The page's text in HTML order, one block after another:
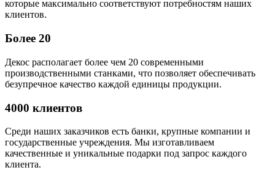
которые максимально соответствуют потребностям наших
клиентов.
Более 20
Декос располагает более чем 20 современными
производственными станками, что позволяет обеспечивать
безупречное качество каждой единицы продукции.
4000 клиентов
Среди наших заказчиков есть банки, крупные компании и
государственные учреждения. Мы изготавливаем
качественные и уникальные подарки под запрос каждого
клиента.